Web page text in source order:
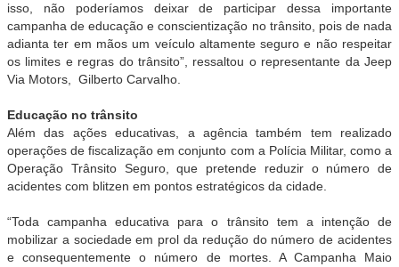
isso, não poderíamos deixar de participar dessa importante
campanha de educação e conscientização no trânsito, pois de nada
adianta ter em mãos um veículo altamente seguro e não respeitar
os limites e regras do trânsito”, ressaltou o representante da Jeep
Via Motors, Gilberto Carvalho.
Educação no trânsito
Além das ações educativas, a agência também tem realizado
operações de fiscalização em conjunto com a Polícia Militar, como a
Operação Trânsito Seguro, que pretende reduzir o número de
acidentes com blitzen em pontos estratégicos da cidade.
“Toda campanha educativa para o trânsito tem a intenção de
mobilizar a sociedade em prol da redução do número de acidentes
e consequentemente o número de mortes. A Campanha Maio